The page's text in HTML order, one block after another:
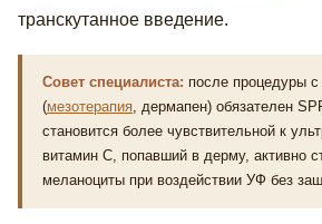
транскутанное введение.
Совет специалиста: после процедуры
(мезотерапия, дермапен) обязателен
становится более чувствительной к
витамин С, попавший в дерму, активно
меланоциты при воздействии УФ без